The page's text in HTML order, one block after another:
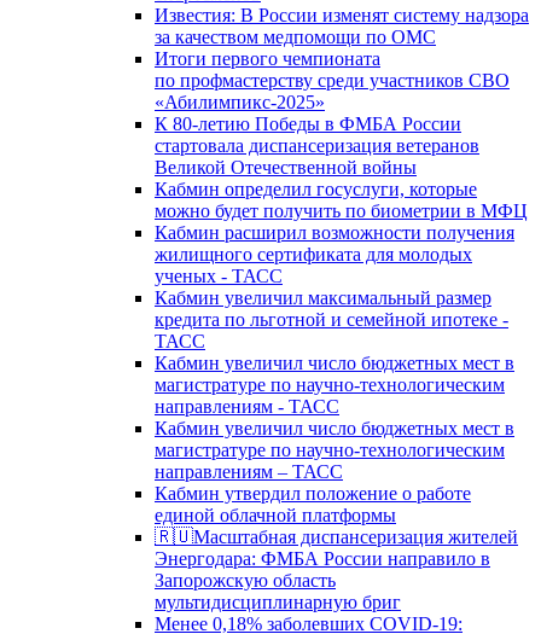
Известия: В России изменят систему надзора
за качеством медпомощи по ОМС
Итоги первого чемпионата
по профмастерству среди участников СВО
«Абилимпикс-2025»
К 80-летию Победы в ФМБА России
стартовала диспансеризация ветеранов
Великой Отечественной войны
Кабмин определил госуслуги, которые
можно будет получить по биометрии в МФЦ
Кабмин расширил возможности получения
жилищного сертификата для молодых
ученых - ТАСС
Кабмин увеличил максимальный размер
кредита по льготной и семейной ипотеке -
ТАСС
Кабмин увеличил число бюджетных мест в
магистратуре по научно-технологическим
направлениям - ТАСС
Кабмин увеличил число бюджетных мест в
магистратуре по научно-технологическим
направлениям – ТАСС
Кабмин утвердил положение о работе
единой облачной платформы
🇷🇺Масштабная диспансеризация жителей
Энергодара: ФМБА России направило в
Запорожскую область
мультидисциплинарную бриг
Менее 0,18% заболевших COVID-19: